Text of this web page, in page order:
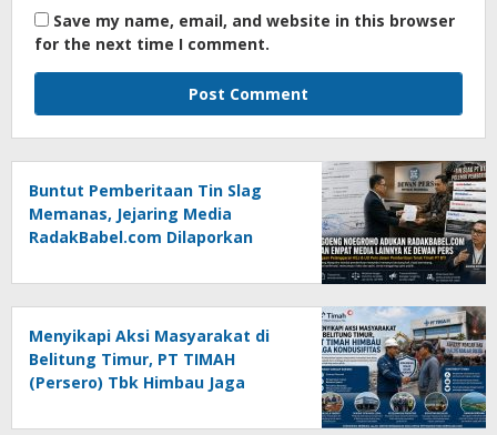
Save my name, email, and website in this browser
for the next time I comment.
Buntut Pemberitaan Tin Slag
Memanas, Jejaring Media
RadakBabel.com Dilaporkan
Pers
Menyikapi Aksi Masyarakat di
Belitung Timur, PT TIMAH
(Persero) Tbk Himbau Jaga